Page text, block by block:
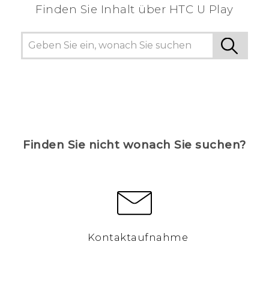
Finden Sie Inhalt über‎ HTC U Play
Finden Sie nicht wonach Sie suchen?
Kontaktaufnahme